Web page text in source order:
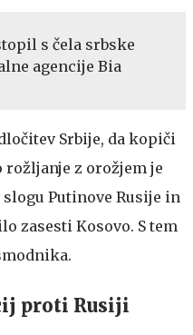
s čela srbske
agencije Bia
Srbije, da kopiči
rožljanje z orožjem je
Putinove Rusije in
zasesti Kosovo. S tem
proti Rusiji